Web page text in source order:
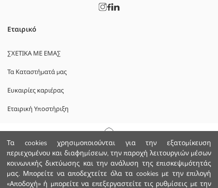
Τα cookies χρησιμοποιούνται για την εξατομίκευση
περιεχομένου και διαφημίσεων, την παροχή λειτουργιών μέσων
κοινωνικής δικτύωσης και την ανάλυση της επισκεψιμότητάς
μας. Μπορείτε να αποδεχτείτε όλα τα cookies με την επιλογή
«Αποδοχή» ή μπορείτε να επεξεργαστείτε τις ρυθμίσεις με την
Αρχική Σελίδα
Κατηγορίες
Το Καλάθι μου
Εταιρικό
ΣΧΕΤΙΚΑ ΜΕ ΕΜΑΣ
Τα Καταστήματά μας
Ευκαιρίες καριέρας
Εταιρική Υποστήριξη
Πολιτική Απορρήτου και Ασφάλειας Δεδομένων
Οροι χρήσης